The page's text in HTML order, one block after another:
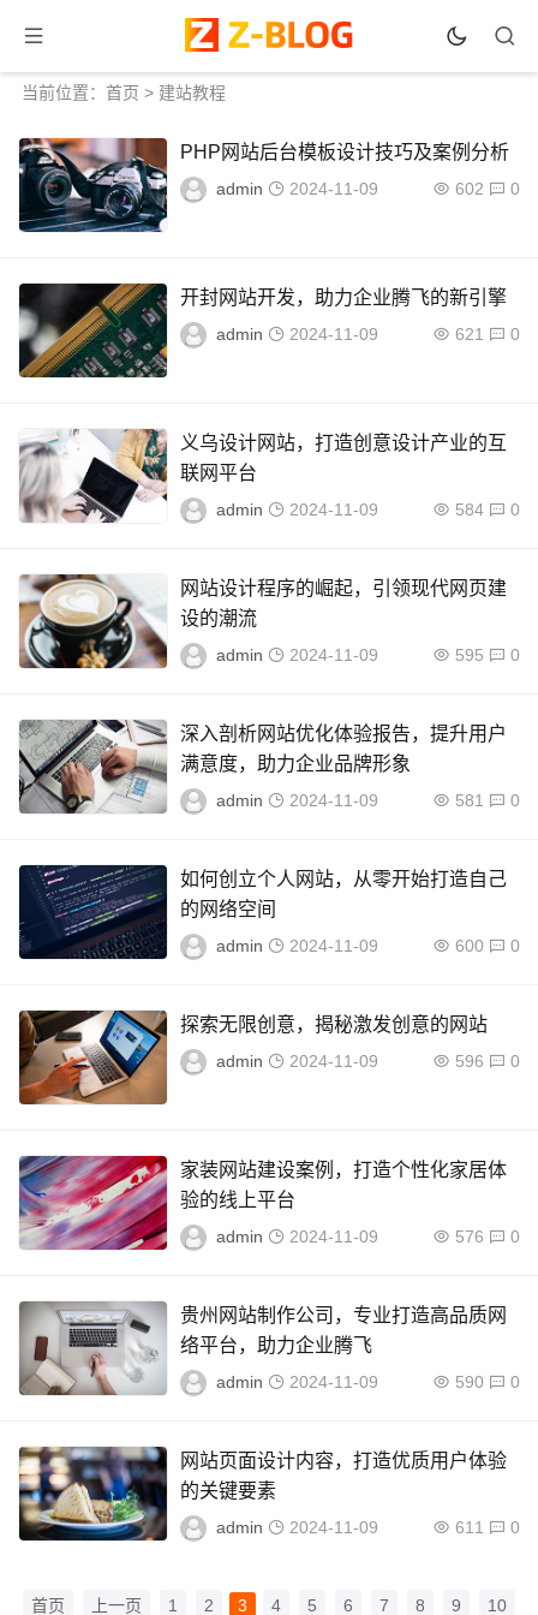
当前位置： 首页 > 建站教程
PHP网站后台模板设计技巧及案例分析
admin 2024-11-09 602 0
开封网站开发，助力企业腾飞的新引擎
admin 2024-11-09 621 0
义乌设计网站，打造创意设计产业的互
联网平台
admin 2024-11-09 584 0
网站设计程序的崛起，引领现代网页建
设的潮流
admin 2024-11-09 595 0
深入剖析网站优化体验报告，提升用户
满意度，助力企业品牌形象
admin 2024-11-09 581 0
如何创立个人网站，从零开始打造自己
的网络空间
admin 2024-11-09 600 0
探索无限创意，揭秘激发创意的网站
admin 2024-11-09 596 0
家装网站建设案例，打造个性化家居体
验的线上平台
admin 2024-11-09 576 0
贵州网站制作公司，专业打造高品质网
络平台，助力企业腾飞
admin 2024-11-09 590 0
网站页面设计内容，打造优质用户体验
的关键要素
admin 2024-11-09 611 0
首页 上一页 1 2 3 4 5 6 7 8 9 10